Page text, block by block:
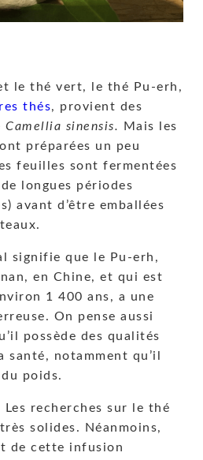
le thé vert, le thé Pu-erh,
thés, provient des
Camellia sinensis.
Mais les
préparées un peu
feuilles sont fermentées
longues périodes
avant d’être emballées
signifie que le Pu-erh,
en Chine, et qui est
1 400 ans, a une
On pense aussi
possède des qualités
notamment qu’il
poids.
recherches sur le thé
solides. Néanmoins,
de cette infusion